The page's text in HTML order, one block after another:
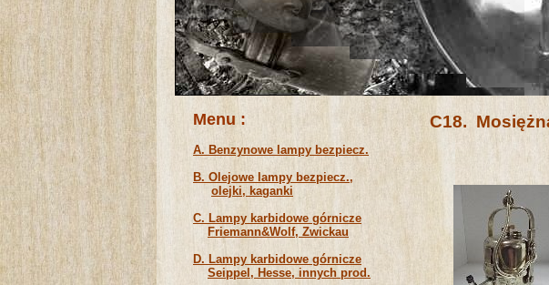
C18.
typ
Menu :
A. Benzynowe lampy bezpiecz.
B. Olejowe lampy bezpiecz.,
olejki, kaganki
C. Lampy karbidowe górnicze
Friemann&Wolf, Zwickau
D. Lampy karbidowe górnicze
Seippel, Hesse, innych prod.